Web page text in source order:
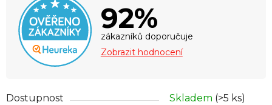
92%
zákazníků doporučuje
Zobrazit hodnocení
Dostupnost Skladem (>5 ks)